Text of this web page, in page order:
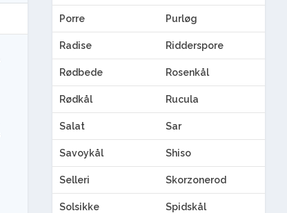
Porre Purløg
Radise Ridderspore
Rødbede Rosenkål
Rødkål Rucula
Salat Sar
Savoykål Shiso
Selleri Skorzonerod
Solsikke Spidskål